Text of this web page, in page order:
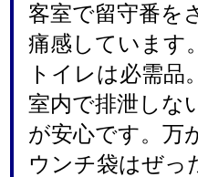
客室で留守番を
痛感しています。
トイレは必需品。
室内で排泄しな
が安心です。万
ウンチ袋はぜっ